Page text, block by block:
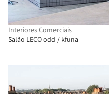
Interiores Comerciais
Salão LECO odd / kfuna